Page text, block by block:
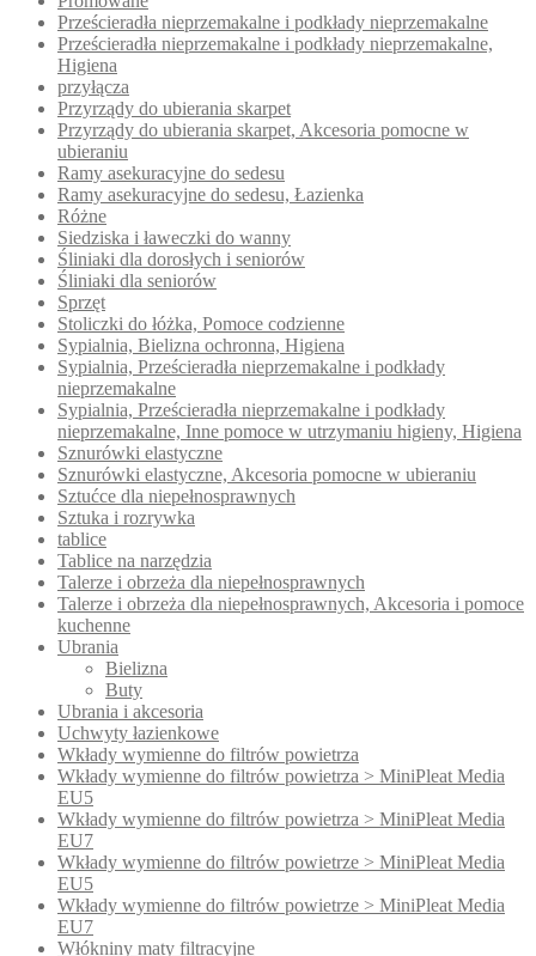
Prześcieradła nieprzemakalne i podkłady nieprzemakalne
Prześcieradła nieprzemakalne i podkłady nieprzemakalne,
Higiena
przyłącza
Przyrządy do ubierania skarpet
Przyrządy do ubierania skarpet, Akcesoria pomocne w
ubieraniu
Ramy asekuracyjne do sedesu
Ramy asekuracyjne do sedesu, Łazienka
Różne
Siedziska i ławeczki do wanny
Śliniaki dla dorosłych i seniorów
Śliniaki dla seniorów
Sprzęt
Stoliczki do łóżka, Pomoce codzienne
Sypialnia, Bielizna ochronna, Higiena
Sypialnia, Prześcieradła nieprzemakalne i podkłady
nieprzemakalne
Sypialnia, Prześcieradła nieprzemakalne i podkłady
nieprzemakalne, Inne pomoce w utrzymaniu higieny, Higiena
Sznurówki elastyczne
Sznurówki elastyczne, Akcesoria pomocne w ubieraniu
Sztućce dla niepełnosprawnych
Sztuka i rozrywka
tablice
Tablice na narzędzia
Talerze i obrzeża dla niepełnosprawnych
Talerze i obrzeża dla niepełnosprawnych, Akcesoria i pomoce
kuchenne
Ubrania
Bielizna
Buty
Ubrania i akcesoria
Uchwyty łazienkowe
Wkłady wymienne do filtrów powietrza
Wkłady wymienne do filtrów powietrza > MiniPleat Media
EU5
Wkłady wymienne do filtrów powietrza > MiniPleat Media
EU7
Wkłady wymienne do filtrów powietrze > MiniPleat Media
EU5
Wkłady wymienne do filtrów powietrze > MiniPleat Media
EU7
Włókniny maty filtracyjne